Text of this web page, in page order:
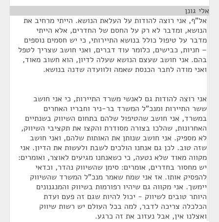
אלי גונן
אל"ף, אני רוצה להודות על העלאת הנושא. הייתי מרחיב את
הנושא, ומדבר לא רק על החסם של החדרים, אלא הייתי
מדבר על טיפול כולל בנושא התיירותי, כי יש חסמים נוספים
– חניות, כבישים, כלומר עוד דברים, ואני חושב שצריך לטפל
בהם. אני חושב שעצם הנושא שעלה לדיון, הוא חשוב מאוד,
ואני מודה לחבר הכנסת שאמה ולוועדה שדנה בנושא.
אני רוצה להודות גם לאנשי משרד התיירות, כי אני חושב
ששר התיירות ומנכ"ל המשרד בר-ניר וחבריו האחרים
במשרד, אני חושב שהטיפול שלהם בתחום השיווק בשנתיים
האחרונות, שהלכו בצורה מסודרת והקצו את תקציבי השיווק,
לא מספיק. אני חושב שנותן את האותות שלהם, ואני חושב
שזה טוב. לכן גם אנחנו הולכים לשבת ולעשות את הדיון. אני
מקווה מאוד שלא נטעה, כי כשאנחנו מגיעים לאוצר, ואומרים:
יש מחסור בחדרים, אומרים: סימן שהשיווק נהדר, וכדאי
להפסיק אותו. אז אני שמח שאמר מנכ"ל המשרד שהשיווק
יימשך. אני מקווה גם שיהיו רפורמות בשיווק והמנגנונים
היותר טובים לשיווק - יכול להיות שגם זה פעם ועדת
הכלכלה צריכה לדבר, למה בכל העולם יש רשות שיווק
ואצלנו אין, אבל נעזוב את זה כרגע.